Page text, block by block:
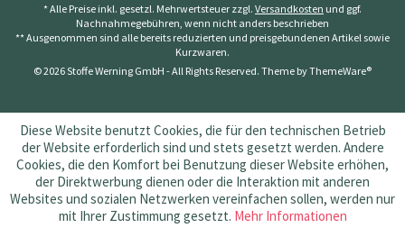
* Alle Preise inkl. gesetzl. Mehrwertsteuer zzgl. Versandkosten und ggf.
Nachnahmegebühren, wenn nicht anders beschrieben
** Ausgenommen sind alle bereits reduzierten und preisgebundenen Artikel sowie
Kurzwaren.
© 2026 Stoffe Werning GmbH - All Rights Reserved. Theme byThemeWare®
Diese Website benutzt Cookies, die für den technischen Betrieb
der Website erforderlich sind und stets gesetzt werden. Andere
Cookies, die den Komfort bei Benutzung dieser Website erhöhen,
der Direktwerbung dienen oder die Interaktion mit anderen
Websites und sozialen Netzwerken vereinfachen sollen, werden nur
mit Ihrer Zustimmung gesetzt. Mehr Informationen